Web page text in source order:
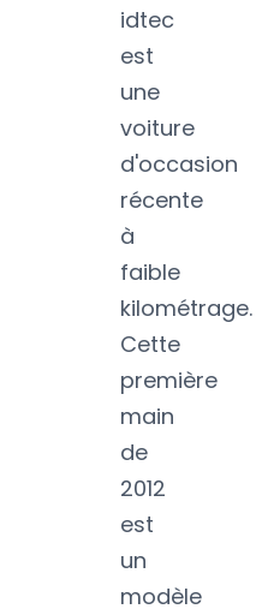
idtec
est
une
voiture
d'occasion
récente
à
faible
kilométrage.
Cette
première
main
de
2012
est
un
modèle